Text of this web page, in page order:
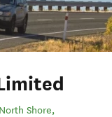
North Shore,